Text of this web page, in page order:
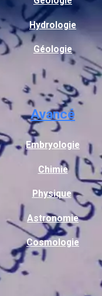
Hydrologie
Géologie
Avancé
Embryologie
Chimie
Physique
Astronomie
Cosmologie